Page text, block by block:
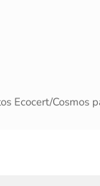
Ecocert/Cosmos